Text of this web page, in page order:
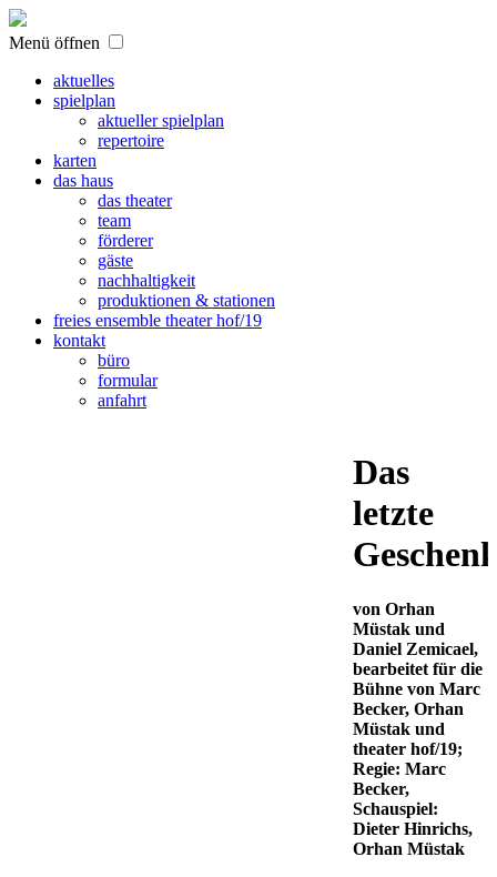
Menü öffnen
aktuelles
spielplan
aktueller spielplan
repertoire
karten
das haus
das theater
team
förderer
gäste
nachhaltigkeit
produktionen & stationen
freies ensemble theater hof/19
kontakt
büro
formular
anfahrt
Das
letzte
von Orhan
Müstak und
Daniel Zemicael,
bearbeitet für die
Bühne von Marc
Becker, Orhan
Müstak und
theater hof/19;
Regie: Marc
Becker,
Schauspiel:
Dieter Hinrichs,
Orhan Müstak